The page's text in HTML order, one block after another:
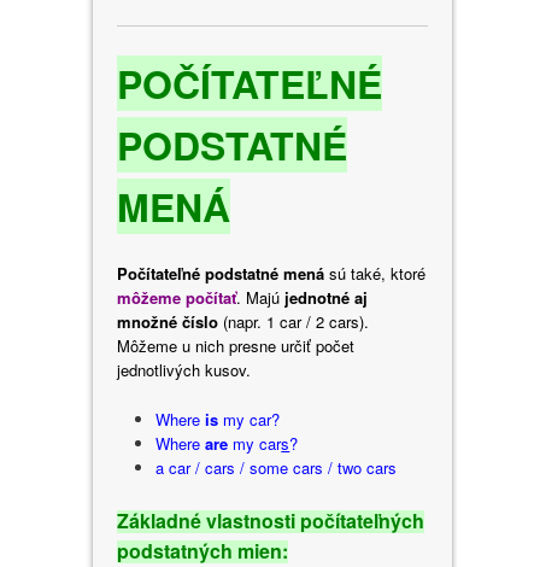
POČÍTATEĽNÉ
PODSTATNÉ
MENÁ
Počítateľné podstatné menású také, ktoré
môžeme počítať. Majú jednotné aj
množné číslo (napr. 1 car / 2 cars).
Môžeme u nich presne určiť počet
jednotlivých kusov.
Where is my car?
Whereare my cars?
a car / cars / some cars / two cars
Základné vlastnosti počítateľných
podstatných mien: